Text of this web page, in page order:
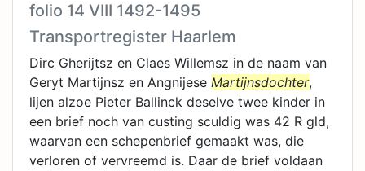
folio 14 VIII 1492-1495
Transportregister Haarlem
Dirc Gherijtsz en Claes Willemsz in de naam van
Geryt Martijnsz en Angnijese Martijnsdochter,
lijen alzoe Pieter Ballinck deselve twee kinder in
een brief noch van custing sculdig was 42 R gld,
waarvan een schepenbrief gemaakt was, die
verloren of vervreemd is. Daar de brief voldaan